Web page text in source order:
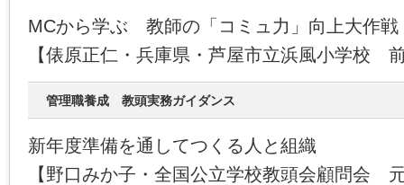
MCから学ぶ 教師の「コミュ力」向上大作戦
【俵原正仁・兵庫県・芦屋市立浜風小学校
管理職養成 教頭実務ガイダンス
新年度準備を通してつくる人と組織
【野口みか子・全国公立学校教頭会顧問会